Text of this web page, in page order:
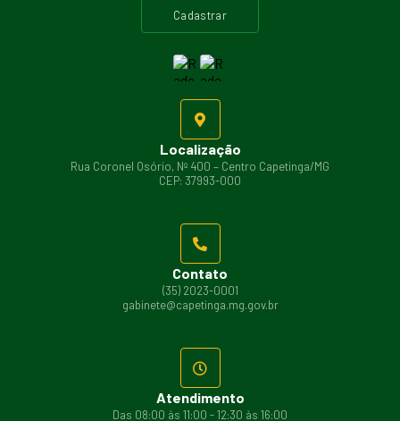
Localização
Rua Coronel Osório, Nº 400 – Centro Capetinga/MG
CEP: 37993-000
Contato
(35) 2023-0001
gabinete@capetinga.mg.gov.br
Atendimento
Das 08:00 às 11:00 - 12:30 às 16:00
cadastrar